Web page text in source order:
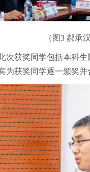
（图3 郝承
次获奖同学包括本科
为获奖同学逐一颁奖